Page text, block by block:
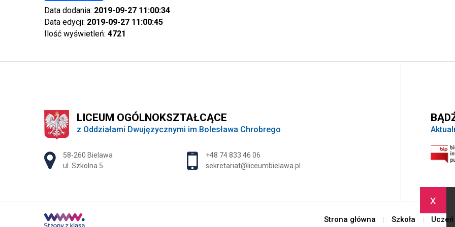
x
Data dodania: 2019-09-27 11:00:34
Data edycji: 2019-09-27 11:00:45
Ilość wyświetleń: 4721
LICEUM OGÓLNOKSZTAŁCĄCE
z Oddziałami Dwujęzycznymi im.Bolesława Chrobrego
Adres pocztowy:
58-260 Bielawa
ul. Szkolna 5
+48 74 833 46 06
sekretariat@liceumbielawa.pl
Strona główna Szkoła Uczeń